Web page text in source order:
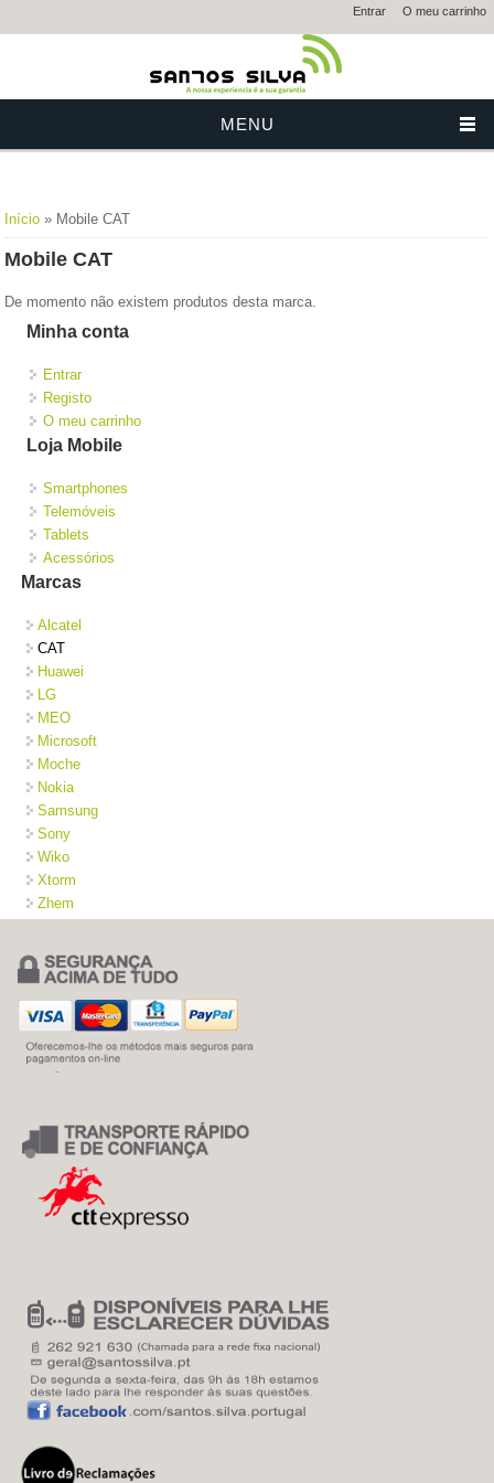
Entrar O meu carrinho
MENU
Está aqui
Início » Mobile CAT
Mobile CAT
De momento não existem produtos desta marca.
Minha conta
Entrar
Registo
O meu carrinho
Loja Mobile
Smartphones
Telemóveis
Tablets
Acessórios
Marcas
Alcatel
CAT
Huawei
LG
MEO
Microsoft
Moche
Nokia
Samsung
Sony
Wiko
Xtorm
Zhem